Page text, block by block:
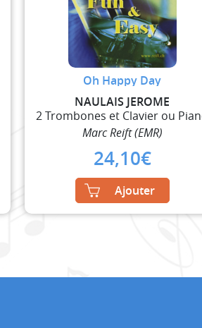
Oh Happy Day
NAULAIS JEROME
2 Trombones et Clavier ou
Marc Reift (EMR)
24,10€
Ajouter